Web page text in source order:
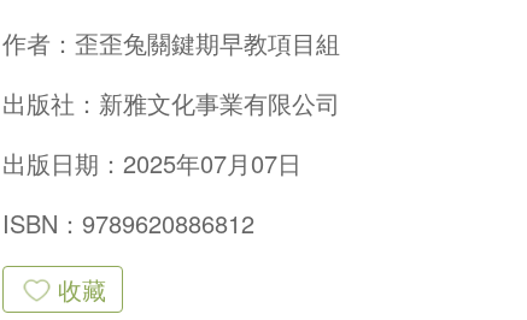
作者： 歪歪兔關鍵期早教項目組
出版社： 新雅文化事業有限公司
出版日期：2025年07月07日
ISBN：9789620886812
收藏